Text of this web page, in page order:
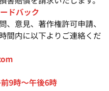
ドバック
、意見、著作権許可申請、
間内に以下よりご連絡くだ
9時〜午後6時